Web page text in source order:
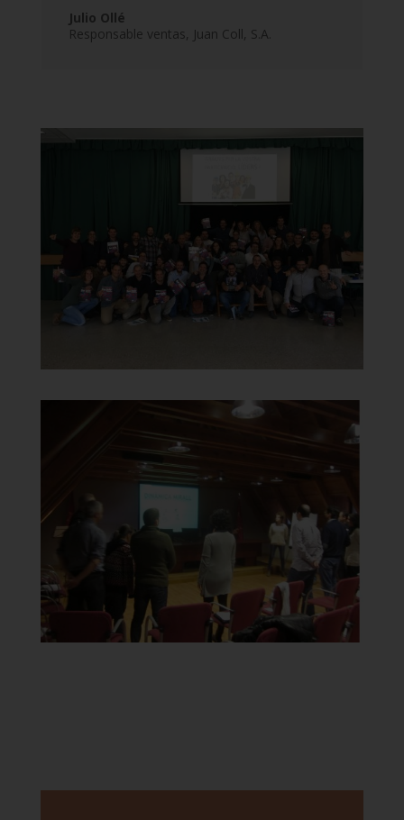
Julio Ollé
Responsable ventas, Juan Coll, S.A.